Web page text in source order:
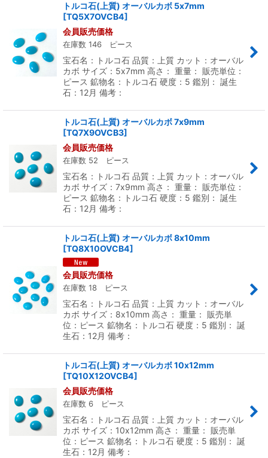
トルコ石(上質) オーバルカボ 5x7mm
[TQ5X7OVCB4]
会員販売価格
在庫数 146 ピース
宝石名：トルコ石 品質：上質 カット：オーバル
カボ サイズ：5x7mm 高さ： 重量： 販売単位：
ピース 鉱物名：トルコ石 硬度：5 鑑別： 誕生
石：12月 備考：
トルコ石(上質) オーバルカボ 7x9mm
[TQ7X9OVCB3]
会員販売価格
在庫数 52 ピース
宝石名：トルコ石 品質：上質 カット：オーバル
カボ サイズ：7x9mm 高さ： 重量： 販売単位：
ピース 鉱物名：トルコ石 硬度：5 鑑別： 誕生
石：12月 備考：
トルコ石(上質) オーバルカボ 8x10mm
[TQ8X10OVCB4]
会員販売価格
在庫数 18 ピース
宝石名：トルコ石 品質：上質 カット：オーバル
カボ サイズ：8x10mm 高さ： 重量： 販売単
位：ピース 鉱物名：トルコ石 硬度：5 鑑別： 誕
生石：12月 備考：
トルコ石(上質) オーバルカボ 10x12mm
[TQ10X12OVCB4]
会員販売価格
在庫数 6 ピース
宝石名：トルコ石 品質：上質 カット：オーバル
カボ サイズ：10x12mm 高さ： 重量： 販売単
位：ピース 鉱物名：トルコ石 硬度：5 鑑別： 誕
生石：12月 備考：